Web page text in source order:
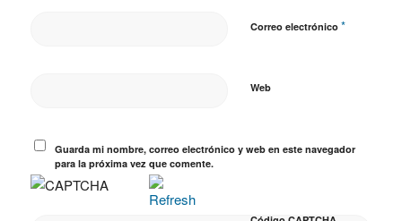
Correo electrónico *
Web
Guarda mi nombre, correo electrónico y web en este navegador
para la próxima vez que comente.